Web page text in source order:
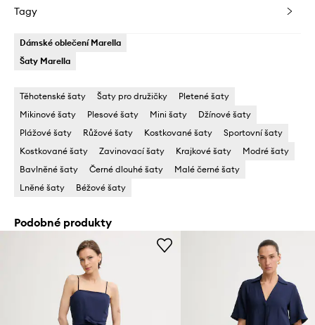
Tagy
Dámské oblečení Marella
Šaty Marella
Těhotenské šaty Šaty pro družičky
Pletené šaty
Mikinové šaty
Plesové šaty Mini šaty
Džínové šaty
Plážové šaty
Růžové šaty Kostkované šaty
Sportovní šaty
Kostkované šaty
Zavinovací šaty Krajkové šaty
Modré šaty
Bavlněné šaty
Černé dlouhé šaty
Malé černé šaty
Lněné šaty
Béžové šaty
Podobné produkty